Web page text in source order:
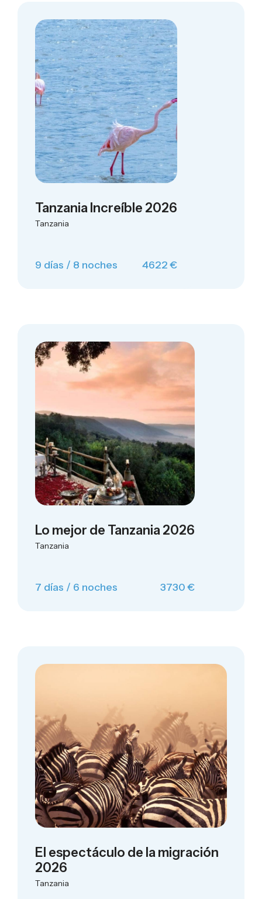
Tanzania Increíble 2026
Tanzania
9 días / 8 noches 4622 €
Lo mejor de Tanzania 2026
Tanzania
7 días / 6 noches 3730 €
El espectáculo de la migración
2026
Tanzania